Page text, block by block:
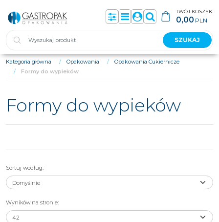
PanelMenuPanelSzukaj
SZUKAJ
TWÓJ KOSZYK:
0,00 PLN
Kategoria główna / Opakowania /
Opakowania Cukiernicze
/
Formy do wypieków
Formy do wypieków
Sortuj według:
Wyników na stronie:
Foremka papierowa do wypieków
Foremka papierowa do wypieków